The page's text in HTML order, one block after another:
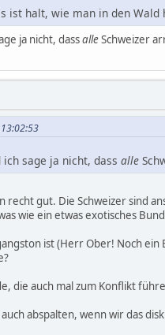
ist halt, wie man in den Wald
ja nicht, dassalleSchweizer
sage ja nicht, dass alle
gut. Die Schweizer sind
wie ein etwas exotisches
ist (Herr Ober! Noch
die auch mal zum Konflikt
abspalten, wenn wir das